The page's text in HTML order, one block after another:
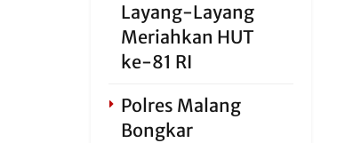
Layang-Layang
Meriahkan HUT
ke-81 RI
Polres Malang
Bongkar